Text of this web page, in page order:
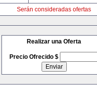
Serán consideradas ofertas
Realizar una Oferta
Precio Ofrecido $